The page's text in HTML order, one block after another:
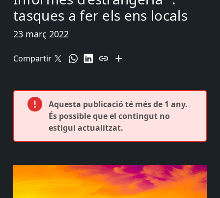
tasques a fer els ens locals
23 març 2022
Compartir
Aquesta publicació té més de 1 any.
És possible que el contingut no
estigui actualitzat.